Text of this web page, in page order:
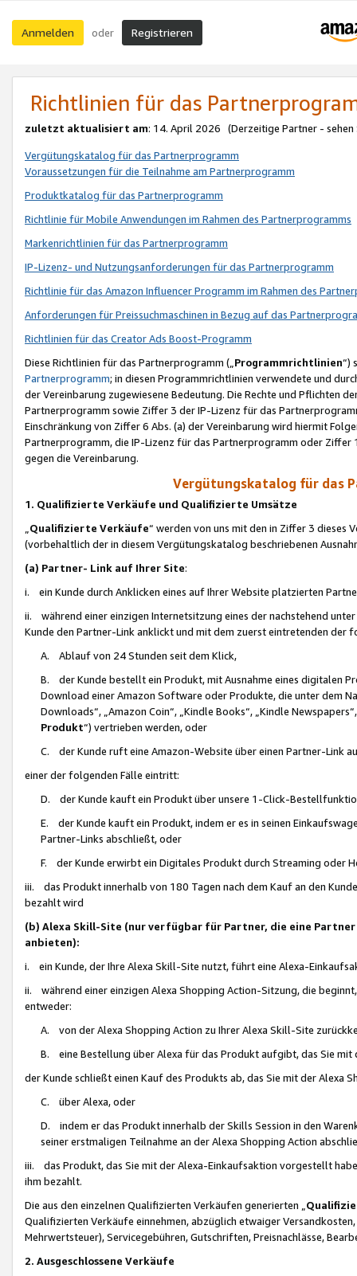
Anmelden oder Registrieren
Richtlinien für das
zuletzt aktualisiert am: 14. April 2026 (Derzeitige Partner - sehen
Vergütungskatalog für das Partnerprogramm
Voraussetzungen für die Teilnahme am Partnerprogramm
Produktkatalog für das Partnerprogramm
Richtlinie für Mobile Anwendungen im Rahmen des Partnerprogramms
Markenrichtlinien für das Partnerprogramm
IP-Lizenz- und Nutzungsanforderungen für das Partnerprogramm
Richtlinie für das Amazon Influencer Programm im Rahmen des
Anforderungen für Preissuchmaschinen in Bezug auf das
Richtlinien für das Creator Ads Boost-Programm
Diese Richtlinien für das Partnerprogramm („Programmrichtlinien“)
Partnerprogramm; in diesen Programmrichtlinien verwendete und
der Vereinbarung zugewiesene Bedeutung. Die Rechte und Pflichten
Partnerprogramm sowie Ziffer 3 der IP-Lizenz für das
Einschränkung von Ziffer 6 Abs. (a) der Vereinbarung wird hiermit
Partnerprogramm, die IP-Lizenz für das Partnerprogramm oder
gegen die Vereinbarung.
Vergütungskatalog für das
1. Qualifizierte Verkäufe und Qualifizierte Umsätze
Qualifizierte Verkäufe“ werden von uns mit den in Ziffer 3
(vorbehaltlich der in diesem Vergütungskatalog beschriebenen
(a) Partner- Link auf Ihrer Site:
i. ein Kunde durch Anklicken eines auf Ihrer Website platzierten
ii. während einer einzigen Internetsitzung eines der nachstehend
Kunde den Partner-Link anklickt und mit dem zuerst eintretenden der
A. Ablauf von 24 Stunden seit dem Klick,
B. der Kunde bestellt ein Produkt, mit Ausnahme eines digitalen
Download einer Amazon Software oder Produkte, die unter dem
Downloads“, „Amazon Coin“, „Kindle Books“, „Kindle
Produkt“) vertrieben werden, oder
C. der Kunde ruft eine Amazon-Website über einen Partner-Link
einer der folgenden Fälle eintritt:
D. der Kunde kauft ein Produkt über unsere 1-Click-
E. der Kunde kauft ein Produkt, indem er es in seinen
Partner-Links abschließt, oder
F. der Kunde erwirbt ein Digitales Produkt durch Streaming oder
iii. das Produkt innerhalb von 180 Tagen nach dem Kauf an den
bezahlt wird
(b) Alexa Skill-Site (nur verfügbar für Partner, die eine
anbieten):
i. ein Kunde, der Ihre Alexa Skill-Site nutzt, führt eine Alexa-
ii. während einer einzigen Alexa Shopping Action-Sitzung, die
entweder:
A. von der Alexa Shopping Action zu Ihrer Alexa Skill-Site
B. eine Bestellung über Alexa für das Produkt aufgibt, das Sie mit
der Kunde schließt einen Kauf des Produkts ab, das Sie mit der Alexa
C. über Alexa, oder
D. indem er das Produkt innerhalb der Skills Session in den
seiner erstmaligen Teilnahme an der Alexa Shopping Action
iii. das Produkt, das Sie mit der Alexa-Einkaufsaktion vorgestellt
ihm bezahlt.
Die aus den einzelnen Qualifizierten Verkäufen generierten „
Qualifizierten Verkäufe einnehmen, abzüglich etwaiger
Mehrwertsteuer), Servicegebühren, Gutschriften, Preisnachlässe,
2. Ausgeschlossene Verkäufe